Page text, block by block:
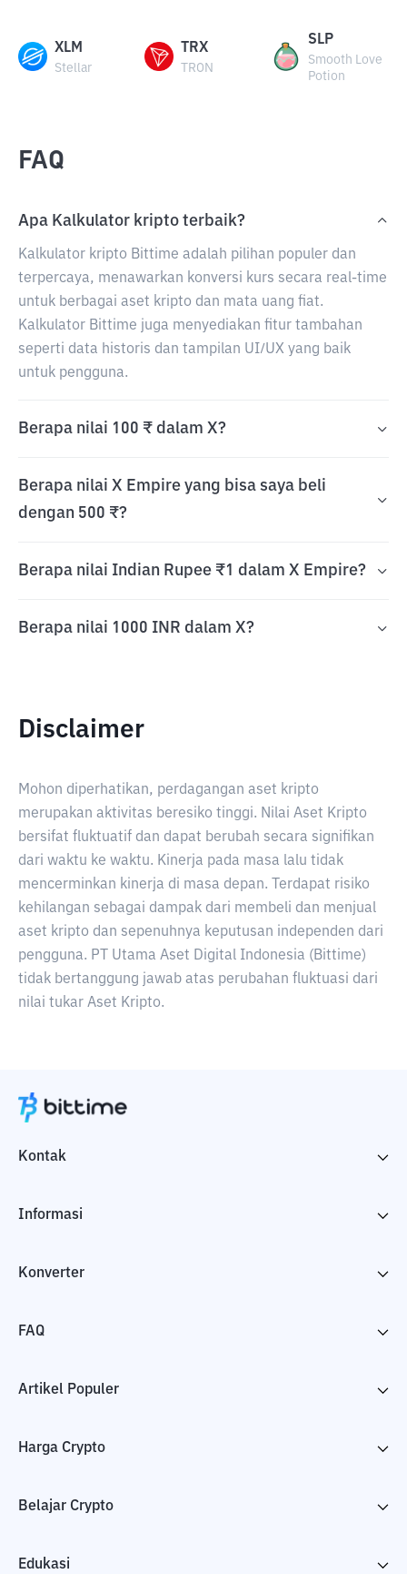
XLM
Stellar
TRX
TRON
SLP
Smooth Love
Potion
FAQ
Apa Kalkulator kripto terbaik?
Kalkulator kripto Bittime adalah pilihan populer dan
terpercaya, menawarkan konversi kurs secara real-time
untuk berbagai aset kripto dan mata uang fiat.
Kalkulator Bittime juga menyediakan fitur tambahan
seperti data historis dan tampilan UI/UX yang baik
untuk pengguna.
Berapa nilai 100 ₹ dalam X?
Berapa nilai X Empire yang bisa saya beli
dengan 500 ₹?
Berapa nilai Indian Rupee ₹1 dalam X Empire?
Berapa nilai 1000 INR dalam X?
Disclaimer
Mohon diperhatikan, perdagangan aset kripto
merupakan aktivitas beresiko tinggi. Nilai Aset Kripto
bersifat fluktuatif dan dapat berubah secara signifikan
dari waktu ke waktu. Kinerja pada masa lalu tidak
mencerminkan kinerja di masa depan. Terdapat risiko
kehilangan sebagai dampak dari membeli dan menjual
aset kripto dan sepenuhnya keputusan independen dari
pengguna. PT Utama Aset Digital Indonesia (Bittime)
tidak bertanggung jawab atas perubahan fluktuasi dari
nilai tukar Aset Kripto.
Kontak
Informasi
Konverter
FAQ
Artikel Populer
Harga Crypto
Belajar Crypto
Edukasi